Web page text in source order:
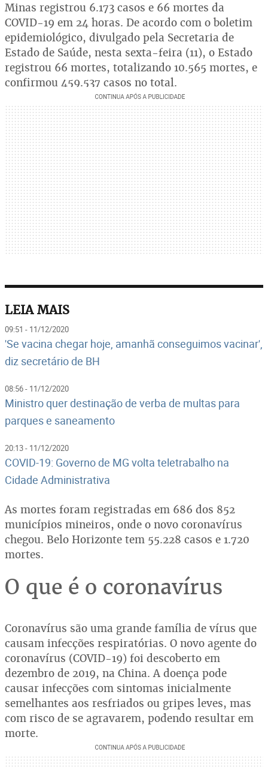
Minas registrou 6.173 casos e 66 mortes da
COVID-19 em 24 horas. De acordo com o boletim
epidemiológico, divulgado pela Secretaria de
Estado de Saúde, nesta sexta-feira (11), o Estado
registrou 66 mortes, totalizando 10.565 mortes, e
confirmou 459.537 casos no total.
LEIA MAIS
09:51 - 11/12/2020
'Se vacina chegar hoje, amanhã conseguimos vacinar',
diz secretário de BH
08:56 - 11/12/2020
Ministro quer destinação de verba de multas para
parques e saneamento
20:13 - 11/12/2020
COVID-19: Governo de MG volta teletrabalho na
Cidade Administrativa
As mortes foram registradas em 686 dos 852
municípios mineiros, onde o novo coronavírus
chegou. Belo Horizonte tem 55.228 casos e 1.720
mortes.
O que é o coronavírus
Coronavírus são uma grande família de vírus que
causam infecções respiratórias. O novo agente do
coronavírus (COVID-19) foi descoberto em
dezembro de 2019, na China. A doença pode
causar infecções com sintomas inicialmente
semelhantes aos resfriados ou gripes leves, mas
com risco de se agravarem, podendo resultar em
morte.